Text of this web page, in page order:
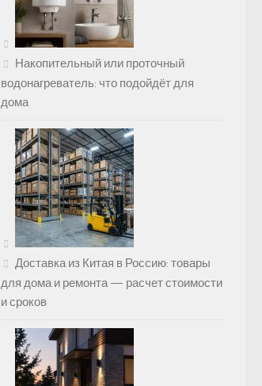
Накопительный или проточный
водонагреватель: что подойдёт для
дома
Доставка из Китая в Россию: товары
для дома и ремонта — расчет стоимости
и сроков